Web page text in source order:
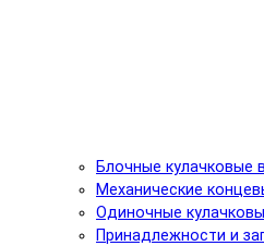
Блочные кулачковые
Механические
Одиночные
Принадлежности и